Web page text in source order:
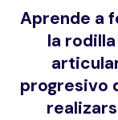
Aprende a
la
progresivo